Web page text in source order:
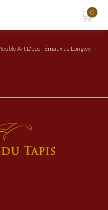
0
Art Déco - Émaux de Longwy -